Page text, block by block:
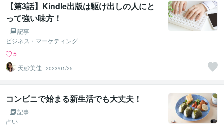
【第3話】Kindle出版は駆け出しの人にと
って強い味方！
記事
ビジネス・マーケティング
5
天砂美佳 2023/01/25
コンビニで始まる新生活でも大丈夫！
記事
占い